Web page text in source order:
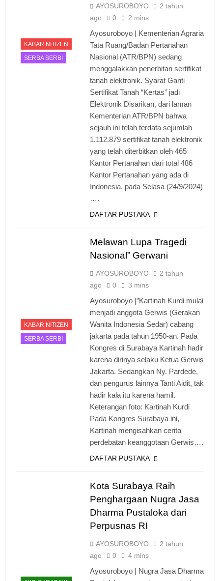
KABAR NITIZEN
SERBA SERBI
AYOSUROBOYO
2 tahun
ago
0 2 mins
Ayosuroboyo | Kementerian Agraria
Tata Ruang/Badan Pertanahan
Nasional (ATR/BPN) sedang
menggalakkan penerbitan sertifikat
tanah elektronik. Syarat Ganti
Sertifikat Tanah “Kertas” jadi
Elektronik Disarikan, dari laman
Kementerian ATR/BPN bahwa
sejauh ini telah terdata sejumlah
1.112.879 sertifikat tanah elektronik
yang telah diterbitkan oleh 465
Kantor Pertanahan dari total 486
Kantor Pertanahan yang ada di
Indonesia, pada Selasa (24/9/2024)
….
DAFTAR PUSTAKA
KABAR NITIZEN
SERBA SERBI
Melawan Lupa Tragedi
Nasional” Gerwani
AYOSUROBOYO
2 tahun
ago
0 3 mins
Ayosuroboyo |”Kartinah Kurdi mulai
menjadi anggota Gerwis (Gerakan
Wanita Indonesia Sedar) cabang
jakarta pada tahun 1950-an. Pada
Kongres di Surabaya Kartinah hadir
karena dirinya selaku Ketua Gerwis
Jakarta. Sedangkan Ny. Pardede,
dan pengurus lainnya Tanti Aidit, tak
hadir kala itu karena hamil.
Keterangan foto: Kartinah Kurdi
Pada Kongres Surabaya ini,
Kartinah mengisahkan cerita
perdebatan keanggotaan Gerwis….
DAFTAR PUSTAKA
Kota Surabaya Raih
Penghargaan Nugra Jasa
Dharma Pustaloka dari
Perpusnas RI
AYOSUROBOYO
2 tahun
ago
0 4 mins
Ayosuroboyo | Nugra Jasa Dharma